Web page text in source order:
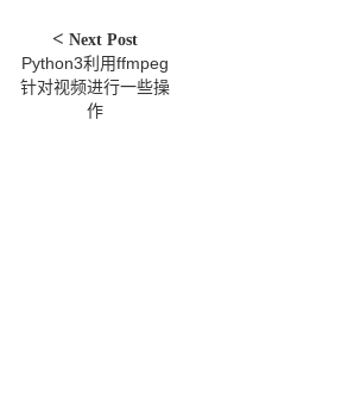
Next Post
Python3利用ffmpeg
针对视频进行一些操
作